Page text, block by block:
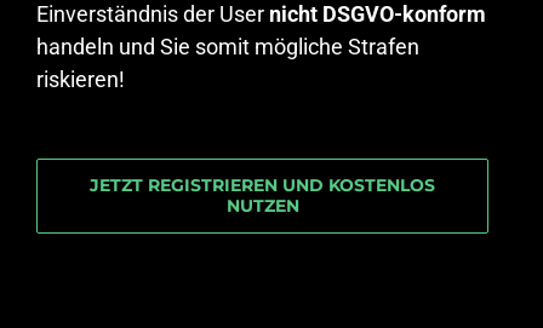
Einverständnis der User nicht DSGVO-konform
handeln und Sie somit mögliche Strafen
riskieren!
JETZT REGISTRIEREN UND KOSTENLOS
NUTZEN